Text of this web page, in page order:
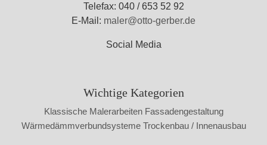
Telefax: 040 / 653 52 92
E-Mail: maler@otto-gerber.de
Social Media
Wichtige Kategorien
Klassische Malerarbeiten Fassadengestaltung
Wärmedämmverbundsysteme Trockenbau / Innenausbau